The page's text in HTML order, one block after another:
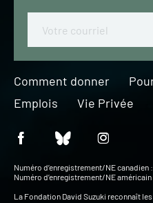
Comment donner
Emplois
Vie Privée
Numéro d’enregistrement/NE canadien :
Numéro d’enregistrement/NE
La Fondation David Suzuki reconnaît